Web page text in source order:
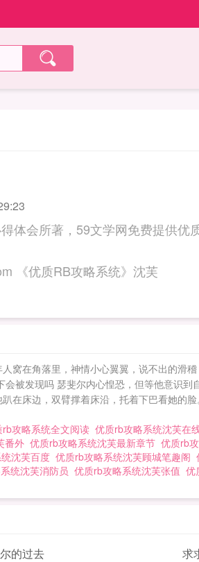
体会所著，59文学网免费提供优
三秒记住本站：59文学网 网址：www.59wenxue.com 《优质RB攻略系统》沈芙
窝在角落里，神情小心翼翼，说不出的滑
被发现吗 瑟斐尔内心惶恐，但等他意识到
在床边，双臂撑着床沿，托着下巴看她的
rb攻略系统全文阅读 优质rb攻略系统沈芙在
番外 优质rb攻略系统沈芙最新章节 优质rb
沈芙百度 优质rb攻略系统沈芙顾城笔趣阁
统沈芙消防员 优质rb攻略系统沈芙张值 优
的过去
求